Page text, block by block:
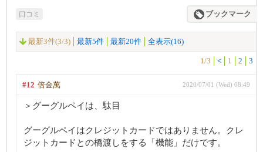
口コミ ブックマーク
最新3件(3/3) 最新5件 最新20件 全表示(16)
1/3 < 1 2 3
#12 倍金萬 2020/07/01 (Wed) 08:49
＞グーグルペイは、駄目
グーグルペイはクレジットカードではありません。クレ
ジットカードとの橋渡しをする「機能」だけです。